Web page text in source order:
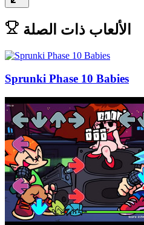
الألعاب ذات الصلة
Sprunki Phase 10 Babies